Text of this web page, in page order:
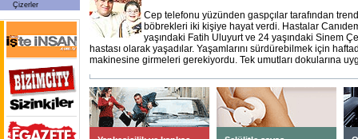
Çizerler
Cep telefonu yüzünden gaspçılar tarafından
böbrekleri iki kişiye hayat verdi. Hastalar
yaşındaki Fatih Uluyurt ve 24 yaşındaki Sinem
hastası olarak yaşadılar. Yaşamlarını sürdürebilmek için
makinesine girmeleri gerekiyordu. Tek umutları dokularına